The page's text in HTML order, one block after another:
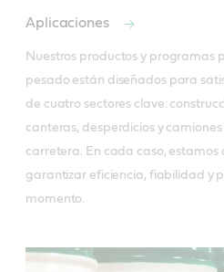
Aplicaciones
Nuestros productos y programas
pesado están diseñados para
de cuatro sectores clave:
canteras, desperdicios y
carretera. En cada caso,
garantizar eficiencia, fiabilidad y
momento.